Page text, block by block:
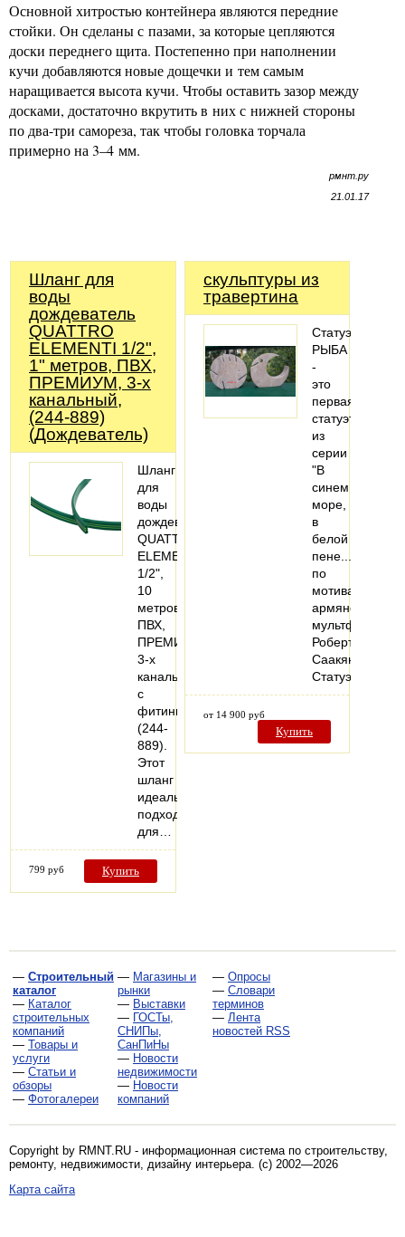
Основной хитростью контейнера являются передние
стойки. Он сделаны с пазами, за которые цепляются
доски переднего щита. Постепенно при наполнении
кучи добавляются новые дощечки и тем самым
наращивается высота кучи. Чтобы оставить зазор между
досками, достаточно вкрутить в них с нижней стороны
по два-три самореза, так чтобы головка торчала
примерно на 3–4 мм.
рмнт.ру
21.01.17
Шланг для
воды
дождеватель
QUATTRO
ELEMENTI 1/2",
1" метров, ПВХ,
ПРЕМИУМ, 3-х
канальный,
(244-889)
(Дождеватель)
Шланг
для
воды
дождеватель
QUATTRO
ELEMENTI
1/2",
10
метров,
ПВХ,
ПРЕМИУМ,
3-х
канальный,
с
фитингами
(244-
889).
Этот
шланг
идеально
подходит
для…
799 руб Купить
скульптуры из
травертина
Статуэтка
РЫБА
-
это
первая
статуэтка
из
серии
"В
синем
море,
в
белой
пене..."
по
мотивам
армянского
мультфильма
Роберта
Саакянца.
Статуэтка…
от 14 900 руб
Купить
— Строительный
каталог
— Каталог
строительных
компаний
— Товары и
услуги
— Статьи и
обзоры
— Фотогалереи
— Магазины и
рынки
— Выставки
— ГОСТы,
СНИПы,
СанПиНы
— Новости
недвижимости
— Новости
компаний
— Опросы
— Словари
терминов
— Лента
новостей RSS
Copyright by RMNT.RU - информационная система по строительству,
ремонту, недвижимости, дизайну интерьера. (c) 2002—2026
Карта сайта